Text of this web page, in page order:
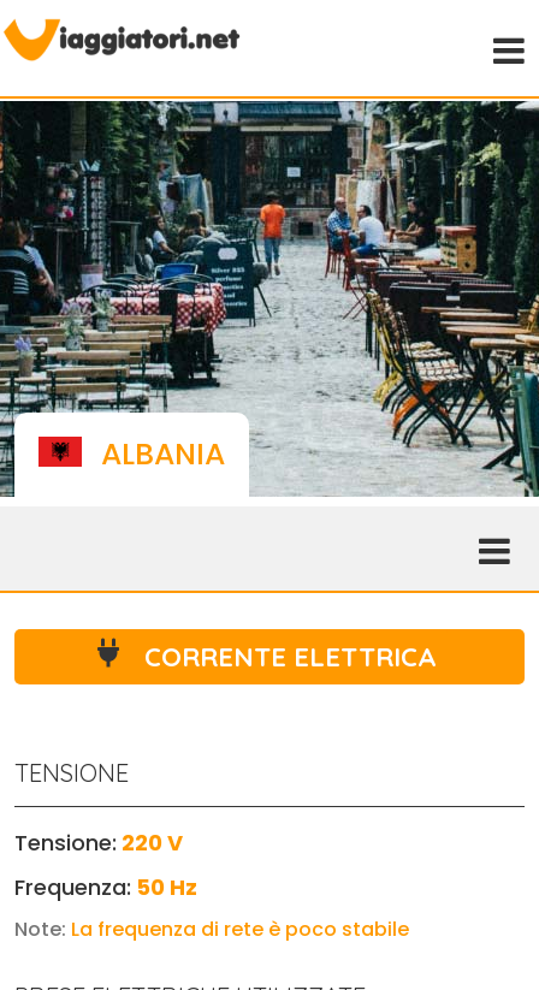
ALBANIA
CORRENTE ELETTRICA
TENSIONE
Tensione: 220 V
Frequenza: 50 Hz
Note: La frequenza di rete è poco stabile